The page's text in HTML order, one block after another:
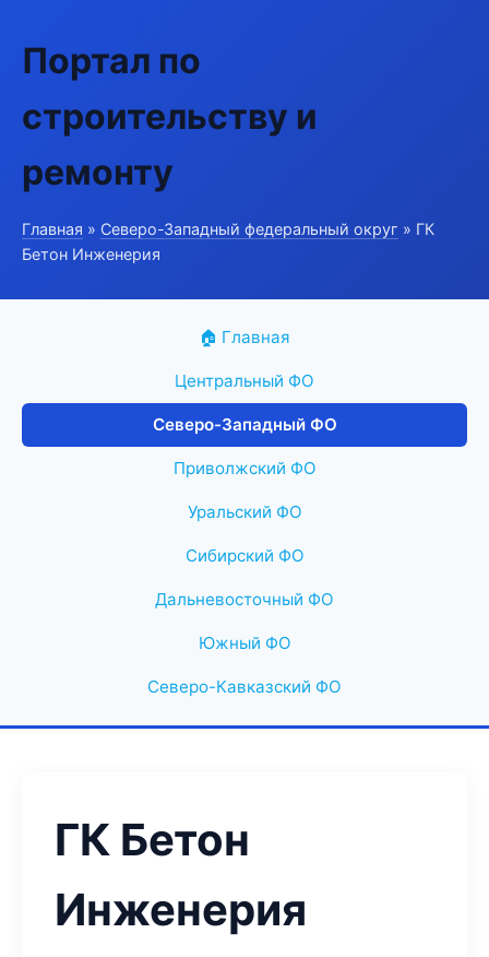
Портал по
строительству и
ремонту
Главная » Северо-Западный федеральный округ » ГК
Бетон Инженерия
🏠 Главная
Центральный ФО
Северо-Западный ФО
Приволжский ФО
Уральский ФО
Сибирский ФО
Дальневосточный ФО
Южный ФО
Северо-Кавказский ФО
ГК Бетон
Инженерия